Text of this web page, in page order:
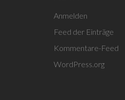
Anmelden
Feed der Einträge
Kommentare-Feed
WordPress.org